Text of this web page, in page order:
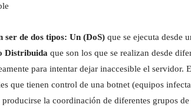
ser de dos tipos: Un (DoS) que se ejecuta desde
Distribuida que son los que se realizan desde
para intentar dejar inaccesible el servidor.
que tienen control de una botnet (equipos
la coordinación de diferentes grupos de